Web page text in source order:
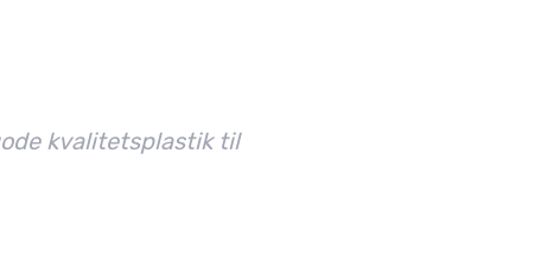
kvalitetsplastik til